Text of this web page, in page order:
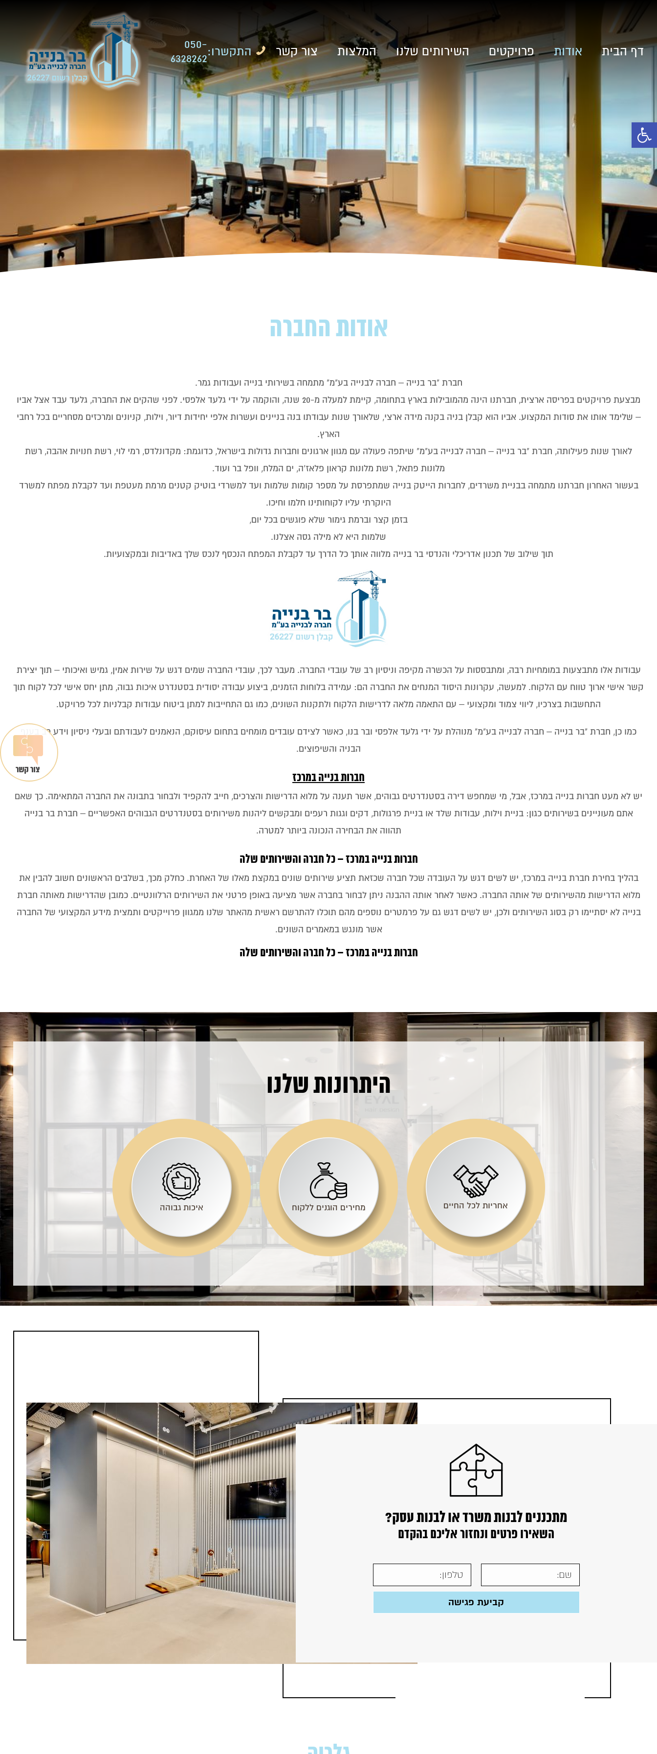
פתח סרגל נגישות
דף הבית אודות פרויקטים השירותים שלנו המלצות צור קשר התקשרו:050-
6328262
אודות החברה
חברת "בר בנייה – חברה לבנייה בע"מ" מתמחה בשירותי בנייה ועבודות גמר.
מבצעת פרויקטים בפריסה ארצית, חברתנו הינה מהמובילות בארץ בתחומה, קיימת למעלה מ-20 שנה, והוקמה על ידי גלעד אלפסי. לפני שהקים את החברה, גלעד עבד אצל אביו
– שלימד אותו את סודות המקצוע. אביו הוא קבלן בניה בקנה מידה ארצי, שלאורך שנות עבודתו בנה בניינים ועשרות אלפי יחידות דיור, וילות, קניונים ומרכזים מסחריים בכל רחבי
הארץ.
לאורך שנות פעילותה, חברת "בר בנייה – חברה לבנייה בע"מ" שיתפה פעולה עם מגוון ארגונים וחברות גדולות בישראל, כדוגמת: מקדונלדס, רמי לוי, רשת חנויות אהבה, רשת
מלונות פתאל, רשת מלונות קראון פלאז'ה, ים המלח, וופל בר ועוד.
בעשור האחרון חברתנו מתמחה בבניית משרדים, לחברות הייטק בנייה שמתפרסת על מספר קומות שלמות ועד למשרדי בוטיק קטנים מרמת מעטפת ועד לקבלת מפתח למשרד
היוקרתי עליו לקוחותינו חלמו וחיכו.
בזמן קצר וברמת גימור שלא פוגשים בכל יום,
שלמות היא לא מילה גסה אצלנו.
תוך שילוב של תכנון אדריכלי והנדסי בר בנייה מלווה אותך כל הדרך עד לקבלת המפתח הנכסף לנכס שלך באדיבות ובמקצועיות.
עבודות אלו מתבצעות במומחיות רבה, ומתבססות על הכשרה מקיפה וניסיון רב של עובדי החברה. מעבר לכך, עובדי החברה שמים דגש על שירות אמין, גמיש ואיכותי – תוך יצירת
קשר אישי ארוך טווח עם הלקוח. למעשה, עקרונות היסוד המנחים את החברה הם: עמידה בלוחות הזמנים, ביצוע עבודה יסודית בסטנדרט איכות גבוה, מתן יחס אישי לכל לקוח תוך
התחשבות בצרכיו, ליווי צמוד ומקצועי – עם התאמה מלאה לדרישות הלקוח ולתקנות השונים, כמו גם התחייבות למתן ביטוח עבודות קבלניות לכל פרויקט.
כמו כן, חברת "בר בנייה – חברה לבנייה בע"מ" מנוהלת על ידי גלעד אלפסי ובר בנו, כאשר לצידם עובדים מומחים בתחום עיסוקם, הנאמנים לעבודתם ובעלי ניסיון וידע רב בענף
הבניה והשיפוצים.
חברות בנייה במרכז
יש לא מעט חברות בנייה במרכז, אבל, מי שמחפש דירה בסטנדרטים גבוהים, אשר תענה על מלוא הדרישות והצרכים, חייב להקפיד ולבחור בתבונה את החברה המתאימה. כך שאם
אתם מעוניינים בשירותים כגון: בניית וילות, עבודות שלד או בניית פרגולות, דקים וגגות רעפים ומבקשים ליהנות משירותים בסטנדרטים הגבוהים האפשריים – חברת בר בנייה
תהווה את הבחירה הנכונה ביותר למטרה.
חברות בנייה במרכז – כל חברה והשירותים שלה
בהליך בחירת חברת בנייה במרכז, יש לשים דגש על העובדה שכל חברה שכזאת תציע שירותים שונים במקצת מאלו של האחרת. כחלק מכך, בשלבים הראשונים חשוב להבין את
מלוא הדרישות מהשירותים של אותה החברה. כאשר לאחר אותה ההבנה ניתן לבחור בחברה אשר מציעה באופן פרטני את השירותים הרלוונטיים. כמובן שהדרישות מאותה חברת
בנייה לא יסתיימו רק בסוג השירותים ולכן, יש לשים דגש גם על פרמטרים נוספים מהם תוכלו להתרשם ראשית מהאתר שלנו ממגוון פרוייקטים ותמצית מידע המקצועי של החברה
אשר מונגש במאמרים השונים.
חברות בנייה במרכז – כל חברה והשירותים שלה
היתרונות שלנו
אחריות לכל החיים מחירים הוגנים ללקוח איכות גבוהה
מתכננים לבנות משרד או לבנות עסק?
השאירו פרטים ונחזור אליכם בהקדם